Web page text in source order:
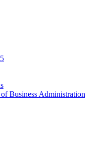
Business Administration